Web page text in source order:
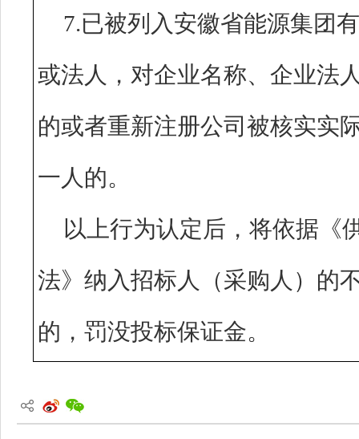
7.已被列入安徽省能源集团
或法人，对企业名称、企业法
的或者重新注册公司被核实实
一人的。
以上行为认定后，将依据《
法》纳入招标人（采购人）的
的，罚没投标保证金。